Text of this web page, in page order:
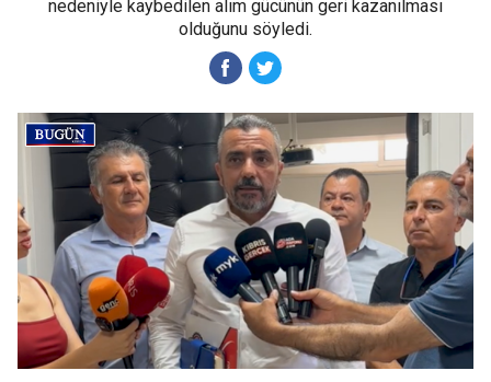
nedeniyle kaybedilen alım gücünün geri kazanılması
olduğunu söyledi.